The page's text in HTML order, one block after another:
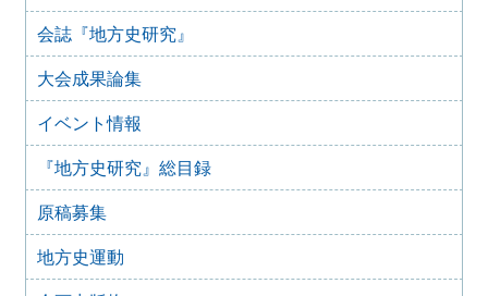
2024年11月20日
『地方史研究』430号 第74巻第4号 2024年8月
2024年6月4日
『地方史研究』429号 第75巻第3号 2024年6月
2024年6月4日
『地方史研究』428号 第74巻第2号 2024年4月
2024年6月4日
『地方史研究』427号 第74巻第1号 2024年2月
2023年12月24日
『地方史研究』426号 第73巻第6号 2023年12月
会誌『地方史研究』
大会成果論集
イベント情報
『地方史研究』総目録
原稿募集
地方史運動